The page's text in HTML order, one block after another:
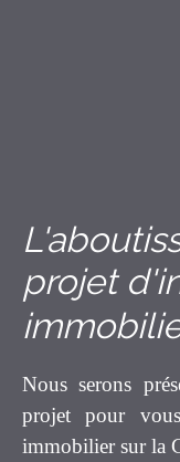
projet
Nous serons
projet pour
immobilier sur la